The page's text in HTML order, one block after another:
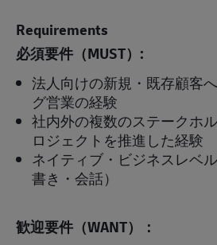
Requirements
必須要件（MUST） :
法人向けの新規・既存顧客
グ営業の経験
社内外の複数のステークホ
ロジェクトを推進した経験
ネイティブ・ビジネスレベ
書き・会話）
歓迎要件（WANT）：